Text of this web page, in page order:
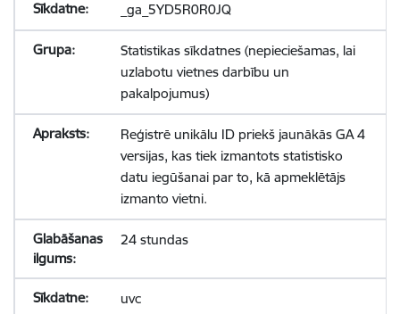
_ga_5YD5R0R0JQ
Statistikas sīkdatnes (nepieciešamas, lai
uzlabotu vietnes darbību un
pakalpojumus)
Reģistrē unikālu ID priekš jaunākās GA 4
versijas, kas tiek izmantots statistisko
datu iegūšanai par to, kā apmeklētājs
izmanto vietni.
24 stundas
uvc